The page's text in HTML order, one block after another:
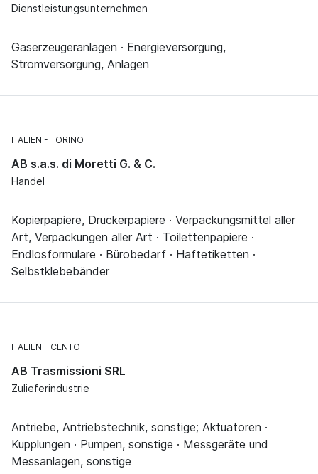
Dienstleistungsunternehmen
Gaserzeugeranlagen · Energieversorgung,
Stromversorgung, Anlagen
ITALIEN TORINO
AB s.a.s. di Moretti G. & C.
Handel
Kopierpapiere, Druckerpapiere · Verpackungsmittel aller
Art, Verpackungen aller Art · Toilettenpapiere ·
Endlosformulare · Bürobedarf · Haftetiketten ·
Selbstklebebänder
ITALIEN CENTO
AB Trasmissioni SRL
Zulieferindustrie
Antriebe, Antriebstechnik, sonstige; Aktuatoren ·
Kupplungen · Pumpen, sonstige · Messgeräte und
Messanlagen, sonstige